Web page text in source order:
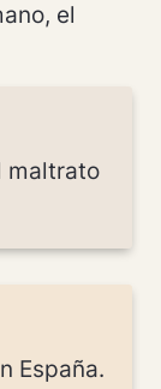
el
maltrato
España.